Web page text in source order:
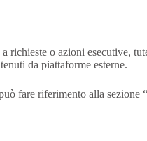
o azioni esecutive,
da piattaforme esterne.
fare riferimento alla sezione